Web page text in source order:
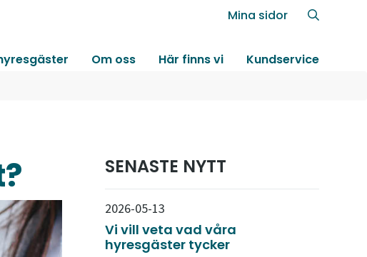
Mina sidor
Om oss Här finns vi Kundservice
SENASTE NYTT
2026-05-13
Vi vill veta vad våra
hyresgäster tycker